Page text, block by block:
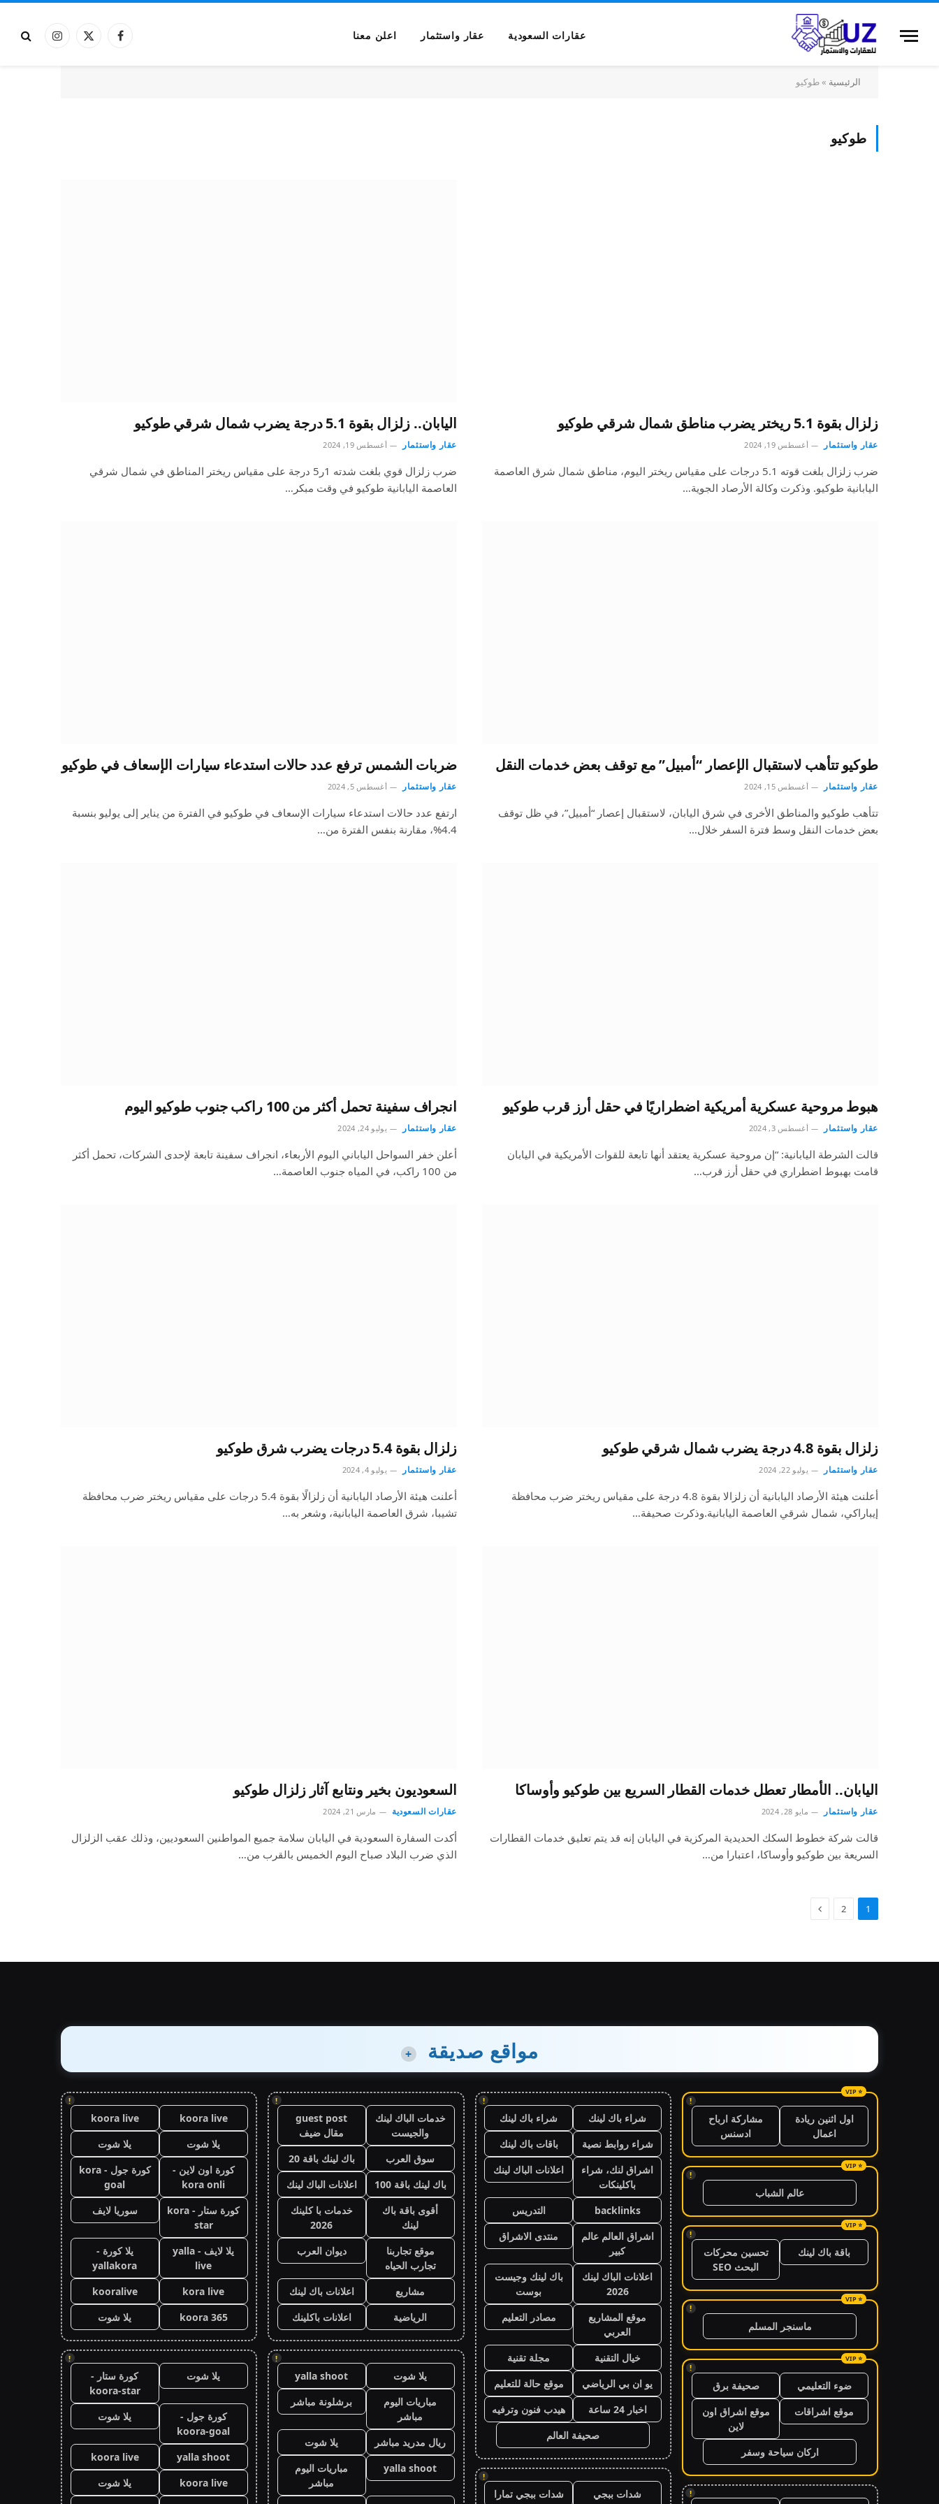
عقارات السعودية عقار واستثمار اعلن معنا فيسبوكX
الانستغرام
الرئيسية »طوكيو
طوكيو
زلزال بقوة 5.1 ريختر يضرب مناطق شمال شرقي طوكيو
عقار واستثمار أغسطس 19, 2024
ضرب زلزال بلغت قوته 5.1 درجات على مقياس ريختر اليوم، مناطق شمال شرق العاصمة
اليابانية طوكيو. وذكرت وكالة الأرصاد الجوية…
اليابان.. زلزال بقوة 5.1 درجة يضرب شمال شرقي طوكيو
عقار واستثمار أغسطس 19, 2024
ضرب زلزال قوي بلغت شدته 1ر5 درجة على مقياس ريختر المناطق في شمال شرقي
العاصمة اليابانية طوكيو في وقت مبكر…
طوكيو تتأهب لاستقبال الإعصار “أمبيل” مع توقف بعض خدمات النقل
عقار واستثمار أغسطس 15, 2024
تتأهب طوكيو والمناطق الأخرى في شرق اليابان، لاستقبال إعصار “أمبيل”، في ظل توقف
بعض خدمات النقل وسط فترة السفر خلال…
ضربات الشمس ترفع عدد حالات استدعاء سيارات الإسعاف في طوكيو
عقار واستثمار أغسطس 5, 2024
ارتفع عدد حالات استدعاء سيارات الإسعاف في طوكيو في الفترة من يناير إلى يوليو بنسبة
4.4%، مقارنة بنفس الفترة من…
هبوط مروحية عسكرية أمريكية اضطراريًا في حقل أرز قرب طوكيو
عقار واستثمار أغسطس 3, 2024
قالت الشرطة اليابانية: “إن مروحية عسكرية يعتقد أنها تابعة للقوات الأمريكية في اليابان
قامت بهبوط اضطراري في حقل أرز قرب…
انجراف سفينة تحمل أكثر من 100 راكب جنوب طوكيو اليوم
عقار واستثمار يوليو 24, 2024
أعلن خفر السواحل الياباني اليوم الأربعاء، انجراف سفينة تابعة لإحدى الشركات، تحمل أكثر
من 100 راكب، في المياه جنوب العاصمة…
زلزال بقوة 4.8 درجة يضرب شمال شرقي طوكيو
عقار واستثمار يوليو 22, 2024
أعلنت هيئة الأرصاد اليابانية أن زلزالا بقوة 4.8 درجة على مقياس ريختر ضرب محافظة
إيباراكي، شمال شرقي العاصمة اليابانية.وذكرت صحيفة…
زلزال بقوة 5.4 درجات يضرب شرق طوكيو
عقار واستثمار يوليو 4, 2024
أعلنت هيئة الأرصاد اليابانية أن زلزالًا بقوة 5.4 درجات على مقياس ريختر ضرب محافظة
تشيبا، شرق العاصمة اليابانية، وشعر به…
اليابان.. الأمطار تعطل خدمات القطار السريع بين طوكيو وأوساكا
عقار واستثمار مايو 28, 2024
قالت شركة خطوط السكك الحديدية المركزية في اليابان إنه قد يتم تعليق خدمات القطارات
السريعة بين طوكيو وأوساكا، اعتبارا من…
السعوديون بخير ونتابع آثار زلزال طوكيو
عقارات السعودية مارس 21, 2024
أكدت السفارة السعودية في اليابان سلامة جميع المواطنين السعوديين، وذلك عقب الزلزال
الذي ضرب البلاد صباح اليوم الخميس بالقرب من…
1
2
مواقع صديقة +
!
اول اثنين ريادة
اعمال
مشاركة ارباح
ادسنس
!
عالم الشباب
!
باقة باك لينك
تحسين محركات
البحث SEO
!
ماسنجر المسلم
!
ضوء التعليمي
صحيفة برق
موقع اشراقات
موقع اشراق اون
لاين
اركان سياحة وسفر
!
!
شراء باك لينك
شراء باك لينك
شراء روابط نصية
باقات باك لينك
اشراق لنك، شراء
باكلينكات
اعلانات الباك لينك
backlinks
التدريس
اشراق العالم عالم
كبير
منتدى الاشراق
اعلانات الباك لينك
2026
باك لينك وجيست
بوست
موقع المشاريع
العربي
مصادر التعليم
خيال التقنية
مجلة تقنية
يو ان بي الرياضي
موقع حالة للتعليم
اخبار 24 ساعة
هيدب فنون وترفيه
صحيفة العالم
!
شدات ببجي
شدات ببجي تمارا
!
خدمات الباك لينك
والجيست
guest post
مقال ضيف
سوق العرب
باك لينك باقة 20
باك لينك باقة 100
اعلانات الباك لينك
أقوى باقة باك
لينك
خدمات با كلينك
2026
موقع تجاربنا
تجارب الحياه
ديوان العرب
مشاريع
اعلانات باك لينك
الرياضية
اعلانات باكلينك
!
يلا شوت
yalla shoot
مباريات اليوم
مباشر
برشلونة مباشر
ريال مدريد مباشر
يلا شوت
yalla shoot
مباريات اليوم
مباشر
!
koora live
koora live
يلا شوت
يلا شوت
كورة اون لاين -
kora onli
كورة جول - kora
goal
كورة ستار - kora
star
سوريا لايف
يلا لايف - yalla
live
يلا كورة -
yallakora
kora live
kooralive
koora 365
يلا شوت
!
يلا شوت
كورة ستار -
koora-star
كورة جول -
koora-goal
يلا شوت
yalla shoot
koora live
koora live
يلا شوت